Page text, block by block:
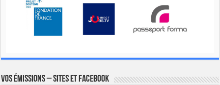
Vos émissions – Sites et Facebook